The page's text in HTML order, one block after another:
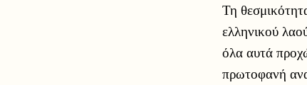
Τη
ελληνικού
όλα αυτά
πρωτοφανή